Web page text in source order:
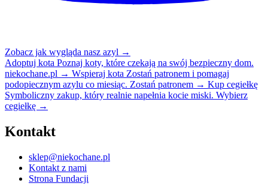
Zobacz jak wygląda nasz azyl →
Adoptuj kota Poznaj koty, które czekają na swój bezpieczny dom.
niekochane.pl → Wspieraj kota Zostań patronem i pomagaj
podopiecznym azylu co miesiąc. Zostań patronem → Kup cegiełkę
Symboliczny zakup, który realnie napełnia kocie miski. Wybierz
cegiełkę →
Kontakt
sklep@niekochane.pl
Kontakt z nami
Strona Fundacji